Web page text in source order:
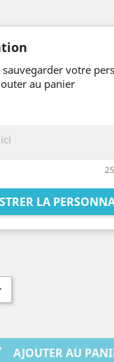
votre
au panier
LA
AJOUTER AU